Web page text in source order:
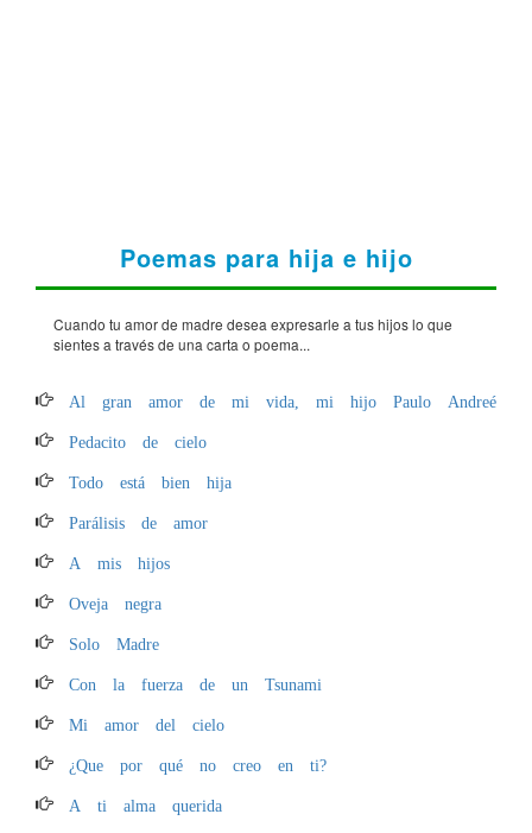
Poemas para hija e hijo
Cuando tu amor de madre desea expresarle a tus hijos lo que
sientes a través de una carta o poema...
Al gran amor de mi vida, mi hijo Paulo Andreé
Pedacito de cielo
Todo está bien hija
Parálisis de amor
A mis hijos
Oveja negra
Solo Madre
Con la fuerza de un Tsunami
Mi amor del cielo
¿Que por qué no creo en ti?
A ti alma querida